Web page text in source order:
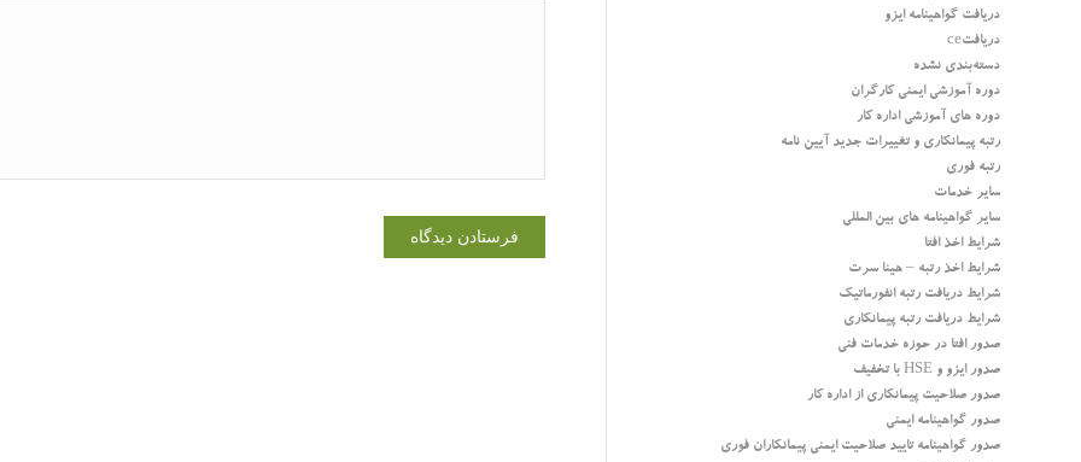
دریافت گواهینامه ایزو
دریافتce
دسته‌بندی نشده
دوره آموزشی ایمنی کارگران
دوره های آموزشی اداره کار
رتبه پیمانکاری و تغییرات جدید آیین نامه
رتبه فوری
سایر خدمات
سایر گواهینامه های بین المللی
شرایط اخذ افتا
شرایط اخذ رتبه – هینا سرت
شرایط دریافت رتبه انفورماتیک
شرایط دریافت رتبه پیمانکاری
صدور افتا در حوزه خدمات فنی
صدور ایزو و HSE با تخفیف
صدور صلاحیت پیمانکاری از اداره کار
صدور گواهینامه ایمنی
صدور گواهینامه تایید صلاحیت ایمنی پیمانکاران فوری